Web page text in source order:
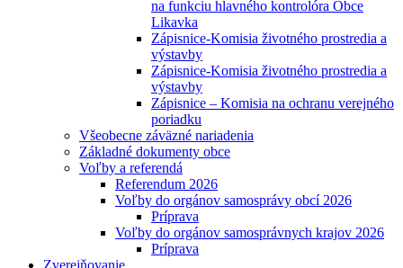
na funkciu hlavného kontrolóra Obce
Likavka
Zápisnice-Komisia životného prostredia a
výstavby
Zápisnice-Komisia životného prostredia a
výstavby
Zápisnice – Komisia na ochranu verejného
poriadku
Všeobecne záväzné nariadenia
Základné dokumenty obce
Voľby a referendá
Referendum 2026
Voľby do orgánov samosprávy obcí 2026
Príprava
Voľby do orgánov samosprávnych krajov 2026
Príprava
Zverejňovanie